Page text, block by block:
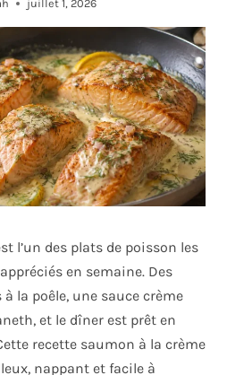
juillet 1, 2026
l’un des plats de poisson les
en semaine. Des
la poêle, une sauce crème
et le dîner est prêt en
recette saumon à la crème
nappant et facile à